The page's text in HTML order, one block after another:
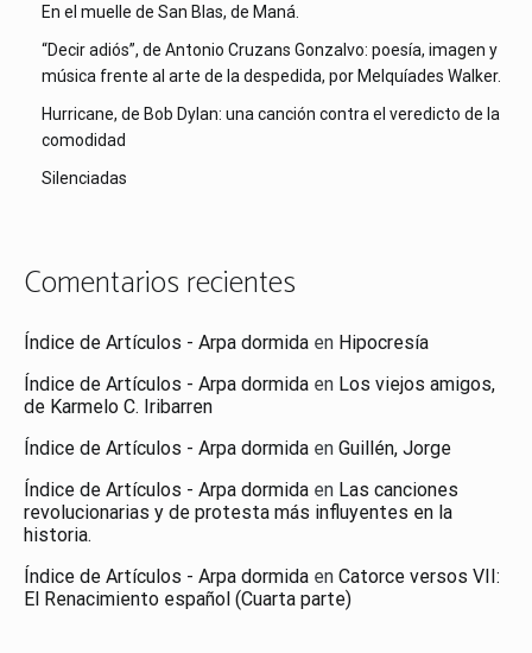
En el muelle de San Blas, de Maná.
“Decir adiós”, de Antonio Cruzans Gonzalvo: poesía, imagen y
música frente al arte de la despedida, por Melquíades Walker.
Hurricane, de Bob Dylan: una canción contra el veredicto de la
comodidad
Silenciadas
Comentarios recientes
Índice de Artículos - Arpa dormida en Hipocresía
Índice de Artículos - Arpa dormida en Los viejos amigos,
de Karmelo C. Iribarren
Índice de Artículos - Arpa dormida en Guillén, Jorge
Índice de Artículos - Arpa dormida en Las canciones
revolucionarias y de protesta más influyentes en la
historia.
Índice de Artículos - Arpa dormida en Catorce versos VII:
El Renacimiento español (Cuarta parte)